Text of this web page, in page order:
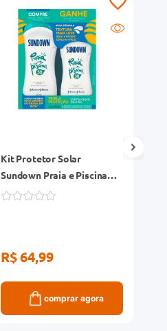
Kit Protetor Solar
Sundown Praia e Piscina
FPS50 Frasco 200ml +
R$ 64,99
comprar agora